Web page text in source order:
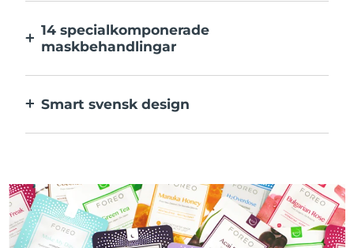
14 specialkomponerade
maskbehandlingar
Smart svensk design